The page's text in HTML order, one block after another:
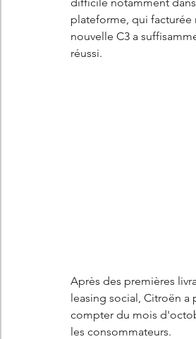
plateforme, qui facturée
nouvelle C3 a
réussi.
Après des premières
leasing social, Citroën a
compter du mois
les consommateurs.